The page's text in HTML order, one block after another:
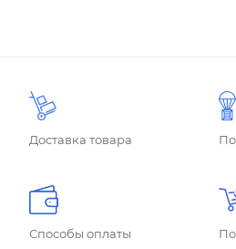
Доставка товара
Способы оплаты